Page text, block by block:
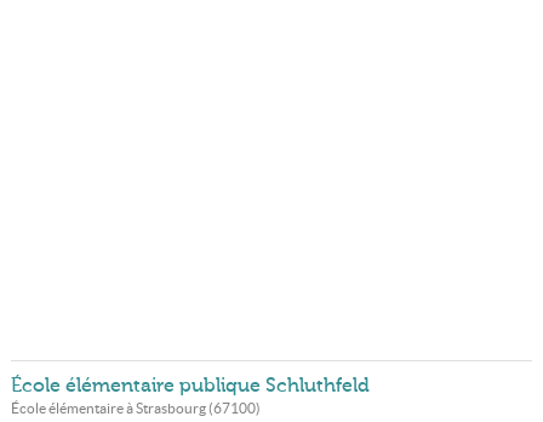
École élémentaire publique Schluthfeld
École élémentaire àStrasbourg(67100)